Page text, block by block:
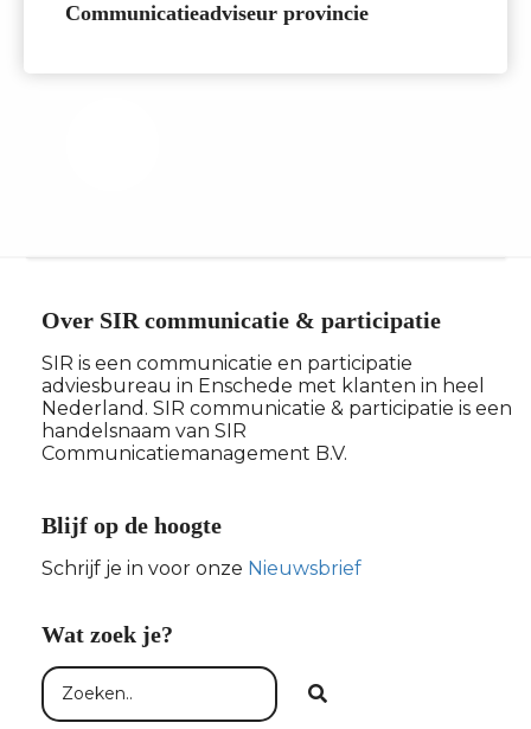
Communicatieadviseur provincie
Over SIR communicatie & participatie
SIR is een communicatie en participatie
adviesbureau in Enschede met klanten in heel
Nederland. SIR communicatie & participatie is een
handelsnaam van SIR
Communicatiemanagement B.V.
Blijf op de hoogte
Schrijf je in voor onze Nieuwsbrief
Wat zoek je?